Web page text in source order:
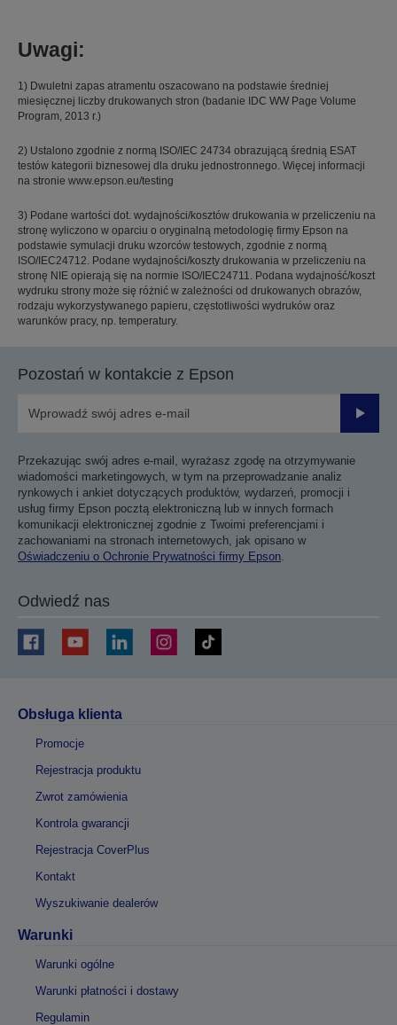
Uwagi:
1) Dwuletni zapas atramentu oszacowano na podstawie średniej
miesięcznej liczby drukowanych stron (badanie IDC WW Page Volume
Program, 2013 r.)
2) Ustalono zgodnie z normą ISO/IEC 24734 obrazującą średnią ESAT
testów kategorii biznesowej dla druku jednostronnego. Więcej informacji
na stronie www.epson.eu/testing
3) Podane wartości dot. wydajności/kosztów drukowania w przeliczeniu na
stronę wyliczono w oparciu o oryginalną metodologię firmy Epson na
podstawie symulacji druku wzorców testowych, zgodnie z normą
ISO/IEC24712. Podane wydajności/koszty drukowania w przeliczeniu na
stronę NIE opierają się na normie ISO/IEC24711. Podana wydajność/koszt
wydruku strony może się różnić w zależności od drukowanych obrazów,
rodzaju wykorzystywanego papieru, częstotliwości wydruków oraz
warunków pracy, np. temperatury.
Pozostań w kontakcie z Epson
Przekazując swój adres e-mail, wyrażasz zgodę na otrzymywanie
wiadomości marketingowych, w tym na przeprowadzanie analiz
rynkowych i ankiet dotyczących produktów, wydarzeń, promocji i
usług firmy Epson pocztą elektroniczną lub w innych formach
komunikacji elektronicznej zgodnie z Twoimi preferencjami i
zachowaniami na stronach internetowych, jak opisano w
Oświadczeniu o Ochronie Prywatności firmy Epson
Odwiedź nas
Obsługa klienta
Promocje
Rejestracja produktu
Zwrot zamówienia
Kontrola gwarancji
Rejestracja CoverPlus
Kontakt
Wyszukiwanie dealerów
Warunki
Warunki ogólne
Warunki płatności i dostawy
Regulamin